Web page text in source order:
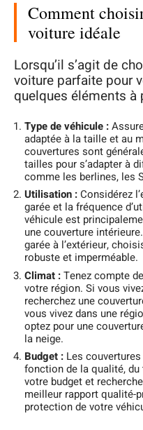
Comment
voiture idéale
Lorsqu’il s’agit de
voiture parfaite pour
quelques éléments à
Type de véhicule :
adaptée à la taille et au
couvertures sont
tailles pour s’adapter à
comme les berlines, les
Utilisation :Considérez
garée et la fréquence
véhicule est
une couverture
garée à l’extérieur,
robuste et imperméable.
Climat :Tenez compte
votre région. Si vous
recherchez une
vous vivez dans une
optez pour une
la neige.
Budget : Les
fonction de la qualité,
votre budget et
meilleur rapport qualité-
protection de votre